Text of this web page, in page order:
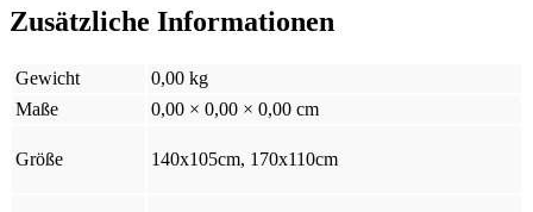
Zusätzliche Informationen
Gewicht
0,00 kg
Maße
0,00 × 0,00 × 0,00 cm
Größe 140x105cm, 170x110cm